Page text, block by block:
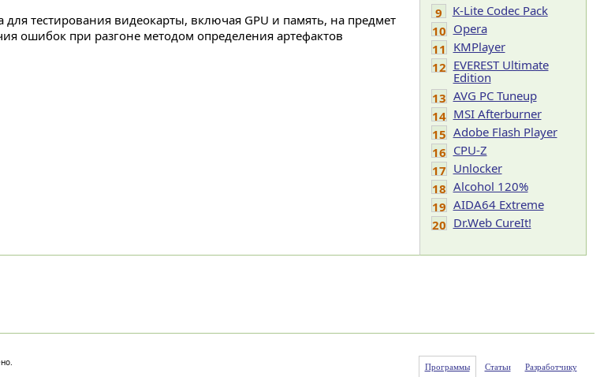
для тестирования видеокарты, включая GPU и память, на предмет
ошибок при разгоне методом определения артефактов
9
K-Lite Codec Pack
10 Opera
11 KMPlayer
12 EVEREST Ultimate
Edition
13 AVG PC Tuneup
14 MSI Afterburner
15 Adobe Flash Player
16 CPU-Z
17 Unlocker
18 Alcohol 120%
19 AIDA64 Extreme
20 Dr.Web CureIt!
Программы Статьи Разработчику